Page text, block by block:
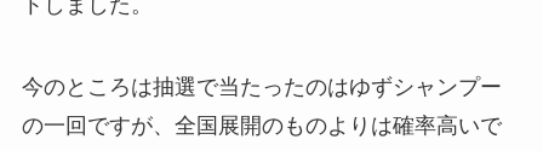
今のところは抽選で当たったのはゆずシャンプー
の一回ですが、全国展開のものよりは確率高いで